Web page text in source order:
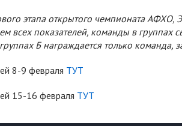
этапа открытого чемпионата АФХО,
всех показателей, команды в
Б награждается только команда,
8-9 февраля ТУТ
15-16 февраля ТУТ